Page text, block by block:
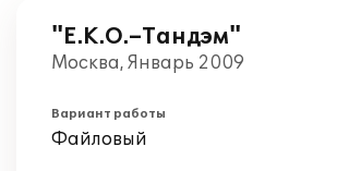
"Е.К.О.–Тандэм"
Москва, Январь 2009
Вариант работы
Файловый